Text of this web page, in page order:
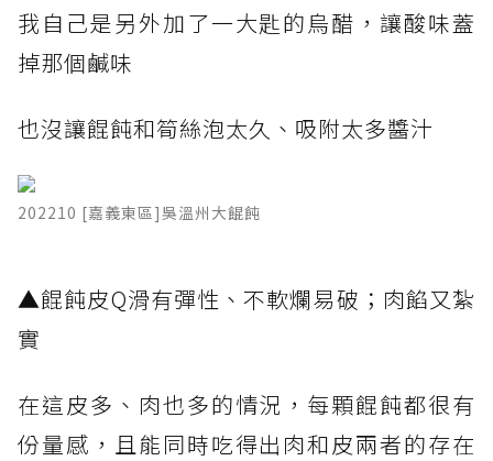
我自己是另外加了一大匙的烏醋，讓酸味蓋
掉那個鹹味
也沒讓餛飩和筍絲泡太久、吸附太多醬汁
202210 [嘉義東區]吳溫州大餛飩
​▲餛飩皮Q滑有彈性、不軟爛易破；肉餡又紮
實
在這皮多、肉也多的情況，每顆餛飩都很有
份量感，且能同時吃得出肉和皮兩者的存在